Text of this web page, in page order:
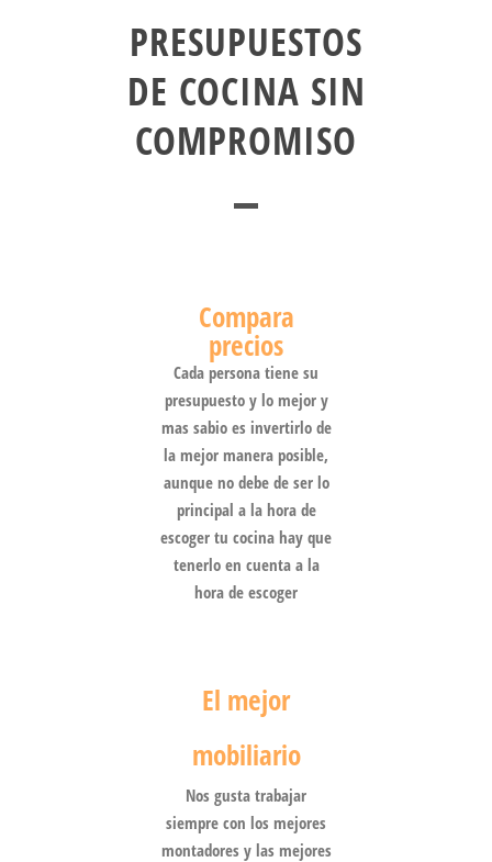
PRESUPUESTOS
DE COCINA SIN
COMPROMISO
Compara
precios
Cada persona tiene su
presupuesto y lo mejor y
mas sabio es invertirlo de
la mejor manera posible,
aunque no debe de ser lo
principal a la hora de
escoger tu cocina hay que
tenerlo en cuenta a la
hora de escoger
El mejor
mobiliario
Nos gusta trabajar
siempre con los mejores
montadores y las mejores